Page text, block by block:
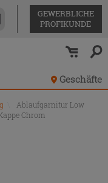
GEWERBLICHE
PROFIKUNDE
Geschäfte
Ablaufgarnitur Low
Chrom